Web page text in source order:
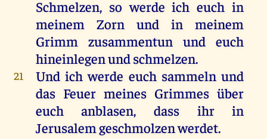
Schmelzen, so werde ich euch in
meinem
Zorn und in
meinem
Grimm
zusammentun und euch
hineinlegenundschmelzen.
21 Und ich werde euch sammeln und
das Feuer meines Grimmes über
euchanblasen, dass ihr
in
Jerusalemgeschmolzenwerdet.